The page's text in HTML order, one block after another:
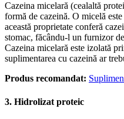
Cazeina micelară (cealaltă
formă de cazeină. O micelă
această proprietate conferă
stomac, făcându-l un furnizor
Cazeina micelară este izolată
suplimentarea cu cazeină ar
Produs recomandat:
3. Hidrolizat proteic